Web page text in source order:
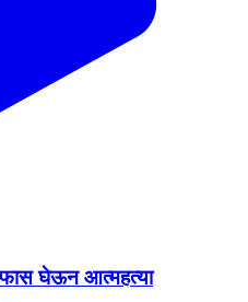
घेऊन आत्महत्या